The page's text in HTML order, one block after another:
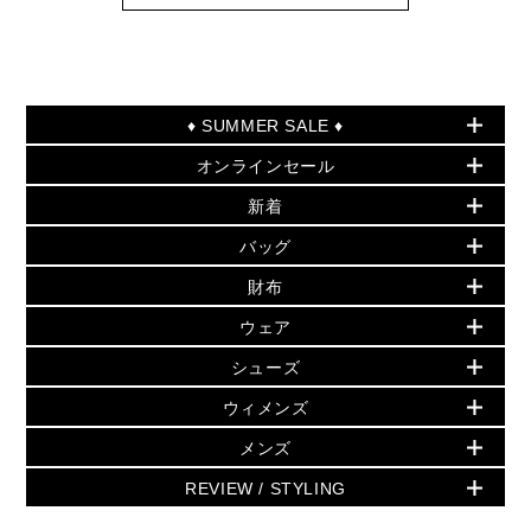
♦ SUMMER SALE ♦
セールおすすめアイテム
▶ ウィメンズ
バッグ
小物
シューズ・靴
ウェア
アクセサリー
時計
▶ メンズ
バッグ
オンラインセール
PRODUCT OF THE MONTH - 今月の特別価格
再値下げアイテム
追加アイテム
▶ ウィメンズすべて(ウェア・シューズ除く)
バッグ
財布・小物
ウェア
シューズ
時計・ジュエリー
新着
夏のスタイル
▶ すべて
▶ ウィメンズすべて
財布・小物
アクセサリー
フレグランス
シューズ
バッグ
人気の定番アイテム
日本限定 - バッグ
▶ ウィメンズすべて
トートバッグ
ショルダーバッグ
クロスボディ・斜め掛け
財布
日本限定 - 財布・小物
▶ ウィメンズすべて
GREENWICH
折り財布(二つ折り・三つ折り)
長財布
ウェア
▶ ウィメンズすべて
トップス
スカート・パンツ
ジャケット・アウター
シューズ
▶ ウィメンズすべて
サンダル
スニーカー
ウィメンズ
人気の定番アイテム
▶ ウィメンズすべて
メンズ
▶ メンズすべて
REVIEW / STYLING